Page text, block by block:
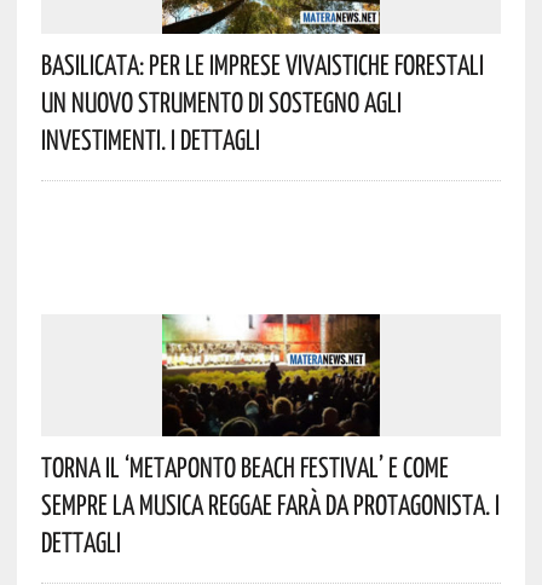
Basilicata: Per Le Imprese Vivaistiche Forestali
Un Nuovo Strumento Di Sostegno Agli
Investimenti. I Dettagli
Torna Il ‘Metaponto Beach Festival’ E Come
Sempre La Musica Reggae Farà Da Protagonista. I
Dettagli